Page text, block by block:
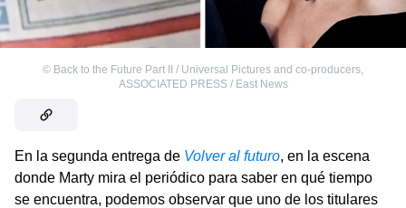
© Back to the Future Part II / Universal Pictures and co-producers
ASSOCIATED PRESS / East News
En la segunda entrega de Volver al futuro, en la escena
donde Marty mira el periódico para saber en qué tiempo
se encuentra, podemos observar que uno de los titulares